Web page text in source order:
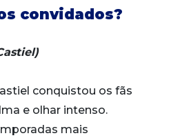
convidados?
conquistou os fãs
e olhar intenso.
mais